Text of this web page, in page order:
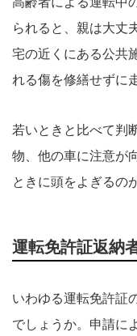
られると、親は大丈
宅の近くにある公共
れる傷を修繕せずに
若いときと比べて判
物、他の車に注意が
ときに頭をよぎるの
運転免許証返納
いわゆる運転免許証
でしょうか。申請に